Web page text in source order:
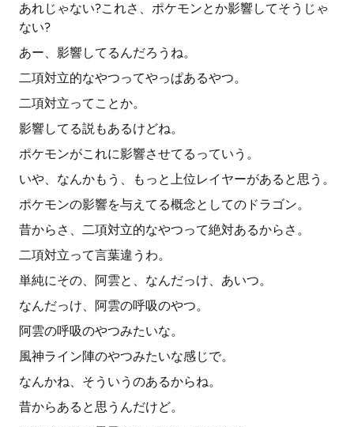
あれじゃない?これさ、ポケモンとか影響してそうじゃ
ない?
あー、影響してるんだろうね。
二項対立的なやつってやっぱあるやつ。
二項対立ってことか。
影響してる説もあるけどね。
ポケモンがこれに影響させてるっていう。
いや、なんかもう、もっと上位レイヤーがあると思う。
ポケモンの影響を与えてる概念としてのドラゴン。
昔からさ、二項対立的なやつって絶対あるからさ。
二項対立って言葉違うわ。
単純にその、阿雲と、なんだっけ、あいつ。
なんだっけ、阿雲の呼吸のやつ。
阿雲の呼吸のやつみたいな。
風神ライン陣のやつみたいな感じで。
なんかね、そういうのあるからね。
昔からあると思うんだけど。